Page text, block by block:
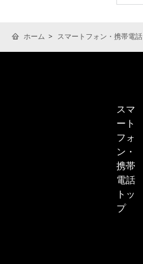
ホーム スマートフォン・携帯電話
スマ
ート
フォ
ン・
携帯
電話
トッ
プ